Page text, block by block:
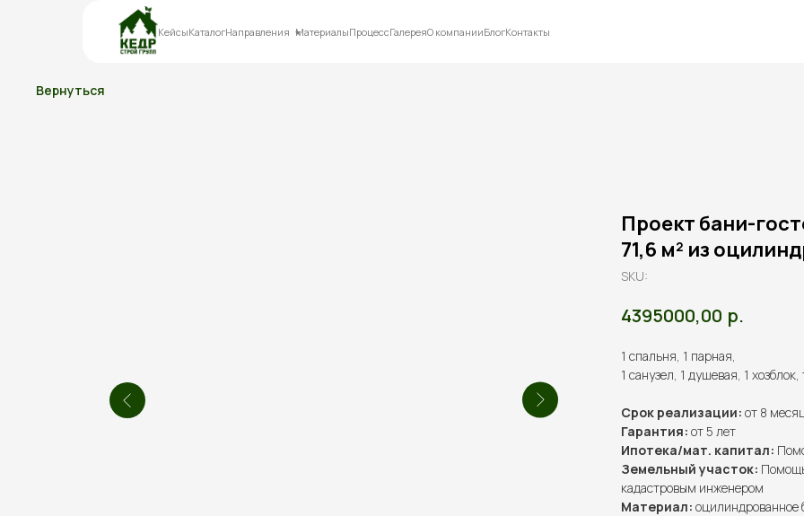
КейсыКаталогНаправления МатериалыПроцессГалереяО компанииБлогКонтакты
Вернуться
Проект бани-
71,6 м² из
SKU:
4395000,00 р.
1 спальня, 1 парная,
1 санузел, 1 душевая, 1 хозблок,
Срок реализации: от 8
Гарантия: от 5 лет
Ипотека/мат. капитал:
Земельный участок:
кадастровым инженером
Материал: оцилиндрованное